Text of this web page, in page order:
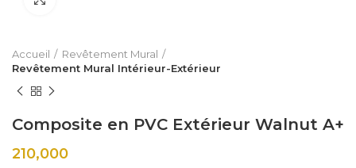
Accueil
Revêtement Mural
Revêtement Mural Intérieur-Extérieur
Composite en PVC Extérieur Walnut A+
210,000